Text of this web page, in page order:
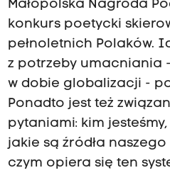
Małopolska Nagroda
konkurs poetycki
pełnoletnich Polaków.
z potrzeby umacniania
w dobie globalizacji -
Ponadto jest też
pytaniami: kim
jakie są źródła
czym opiera się ten